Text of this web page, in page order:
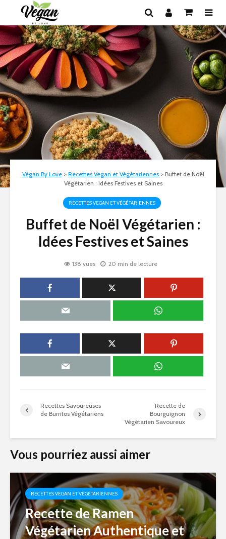
Végan By Love> Recettes Vegan et Végétariennes> Buffet de Noël
Végétarien : Idées Festives et Saines
RECETTES VEGAN ET VÉGÉTARIENNES
Buffet de Noël Végétarien :
Idées Festives et Saines
138 vues 20 min de lecture
Recettes Savoureuses
de Burritos Végétariens
Recette de
Bourguignon
Végétarien Savoureux
Vous pourriez aussi aimer
RECETTES VEGAN ET VÉGÉTARIENNES
Recette de Ramen
Végétarien Authentique et